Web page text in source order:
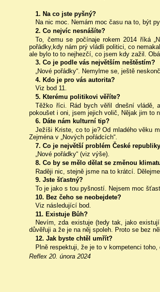
1. Na co jste pyšný?
Na nic moc. Nemám moc času na to, být
2. Co nejvíc nesnášíte?
To, čemu se počínaje rokem 2014 říká
pořádky,kdy nám prý vládli politici, co
ale bylo to to nejhezčí, co jsem kdy zažil.
3. Co je podle vás největším neštěstím?
„Nové pořádky“. Nemylme se, ještě
4. Kdo je pro vás autorita?
Viz bod 11.
5. Kterému politikovi věříte?
Těžko říci. Rád bych věřil dnešní vládě,
pokoušet i oni, jsem jejich volič, Nějak jim to
6. Dáte nám kulturní tip?
Ježíši Kriste, co to je? Od mladého věku
Zejména v „Nových pořádcích“.
7. Co je největší problém České
„Nové pořádky“ (viz výše).
8. Co by se mělo dělat se změnou
Raději nic, stejně jsme na to krátcí.
9. Jste šťastný?
To je jako s tou pyšností. Nejsem moc
10. Bez čeho se neobejdete?
Viz následující bod.
11. Existuje Bůh?
Nevím, zda existuje (tedy tak, jako
důvěřuji a že je na něj spoleh. Proto se bez
12. Jak byste chtěl umřít?
Plně respektuji, že je to v kompetenci
Reflex 20. února 2024